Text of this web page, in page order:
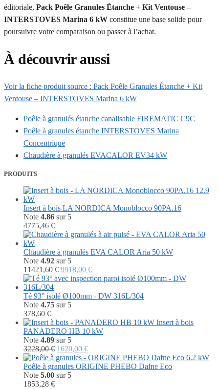
éditoriale, Pack Poêle Granules Étanche + Kit Ventouse –
INTERSTOVES Marina 6 kW constitue une base solide pour
poursuivre votre comparaison ou passer à l’achat.
À découvrir aussi
Voir la fiche produit source : Pack Poêle Granules Étanche + Kit
Ventouse – INTERSTOVES Marina 6 kW
Poêle à granulés étanche canalisable FIREMATIC C9C
Poêle à granules étanche INTERSTOVES Marina
Concentrique
Chaudière à granulés EVACALOR EV34 kW
PRODUITS
Insert à bois LA NORDICA Monoblocco 90PA.16
Note 4.86 sur 5
4775,46 €
Chaudière à granulés EVA CALOR Aria 50 kW
Note 4.92 sur 5
11421,60€ Le
prix
était :
11421,60 €.
9918,00 €Le
prix
est :
Té 93° isolé Ø100mm - DW 316L/304
Note 4.75 sur 5
378,60 €
Insert à bois
PANADERO HB 10 kW
Note 4.89 sur 5
3228,00€ Le
prix
initial
était :
1620,00 €Le
prix
actuel
Poêle à granules ORIGINE PHEBO Dafne Eco
Note 5.00 sur 5
1853,28 €